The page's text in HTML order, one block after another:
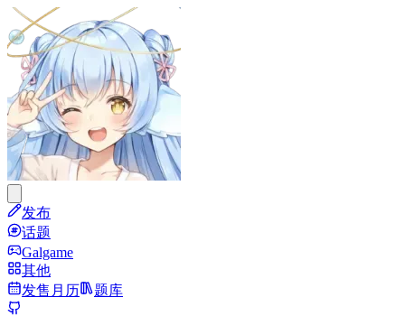
发布
话题
Galgame
其他
发售月历
题库